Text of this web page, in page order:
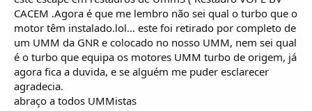
CACEM .Agora é que me lembro não sei qual o turbo que o
motor têm instalado.lol... este foi retirado por completo de
um UMM da GNR e colocado no nosso UMM, nem sei qual
é o turbo que equipa os motores UMM turbo de origem, já
agora fica a duvida, e se alguém me puder esclarecer
agradecia.
abraço a todos UMMistas